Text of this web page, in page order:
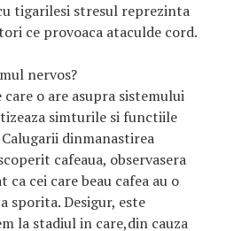
tigarilesi stresul reprezinta
ce provoaca ataculde cord.
nervos?
o are asupra sistemului
simturile si functiile
dinmanastirea
cafeaua, observasera
ca cei care beau cafea au o
sporita. Desigur, este
la stadiul in care,din cauza